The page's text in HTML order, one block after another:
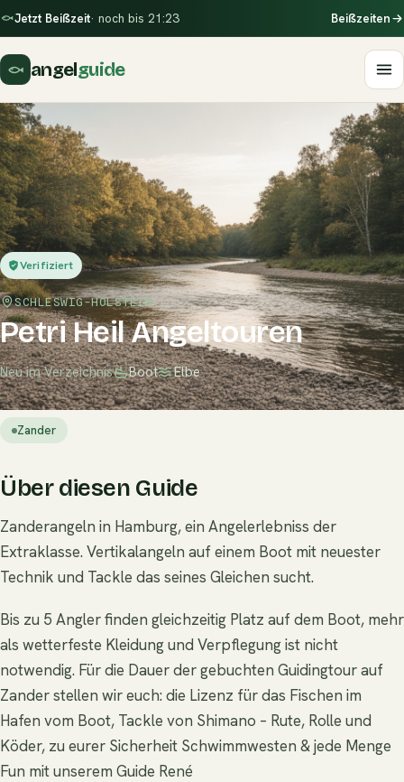
Jetzt Beißzeit· noch bis 21:23 Beißzeiten
angelguide
Verifiziert
SCHLESWIG-HOLSTEIN
Petri Heil Angeltouren
Neu im Verzeichnis Boot Elbe
Zander
Über diesen Guide
Zanderangeln in Hamburg, ein Angelerlebniss der
Extraklasse. Vertikalangeln auf einem Boot mit neuester
Technik und Tackle das seines Gleichen sucht.
Bis zu 5 Angler finden gleichzeitig Platz auf dem Boot, mehr
als wetterfeste Kleidung und Verpflegung ist nicht
notwendig. Für die Dauer der gebuchten Guidingtour auf
Zander stellen wir euch: die Lizenz für das Fischen im
Hafen vom Boot, Tackle von Shimano – Rute, Rolle und
Köder, zu eurer Sicherheit Schwimmwesten & jede Menge
Fun mit unserem Guide René